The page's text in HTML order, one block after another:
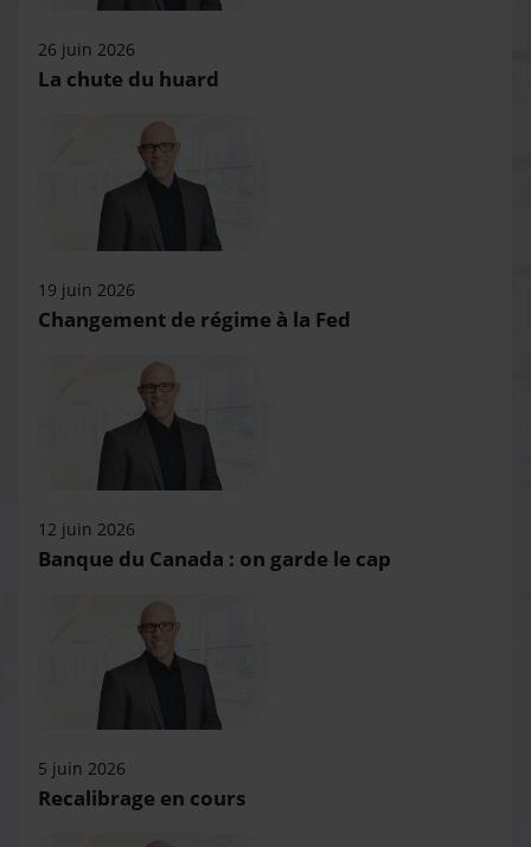
26 juin 2026
La chute du huard
19 juin 2026
Changement de régime à la Fed
12 juin 2026
Banque du Canada : on garde le cap
5 juin 2026
Recalibrage en cours